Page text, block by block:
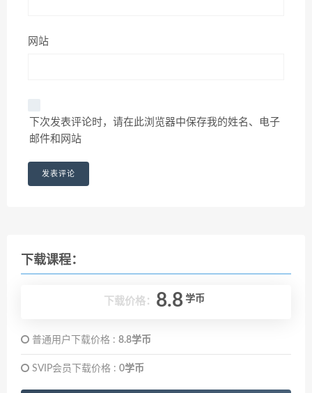
网站
下次发表评论时，请在此浏览器中保存我的姓名、电子
邮件和网站
下载课程：
下载价格： 8.8 学币
普通用户下载价格 : 8.8学币
SVIP会员下载价格 : 0学币